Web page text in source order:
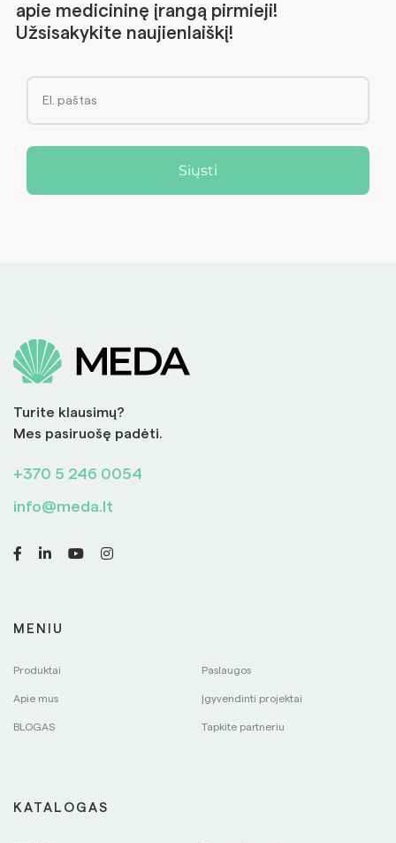
apie medicininę įrangą pirmieji!
Užsisakykite naujienlaiškį!
Siųsti
Turite klausimų?
Mes pasiruošę padėti.
+370 5 246 0054
info@meda.lt
MENIU
Produktai Paslaugos
Apie mus Įgyvendinti projektai
BLOGAS Tapkite partneriu
KATALOGAS